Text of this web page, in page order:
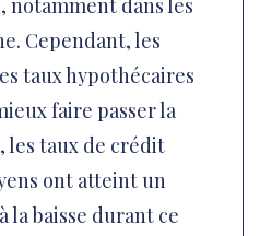
notamment dans les
Cependant, les
taux hypothécaires
faire passer la
les taux de crédit
ont atteint un
la baisse durant ce